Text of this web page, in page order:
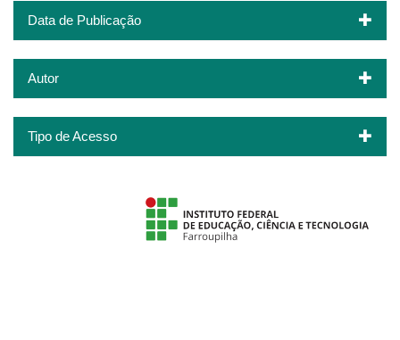
Data de Publicação
Autor
Tipo de Acesso